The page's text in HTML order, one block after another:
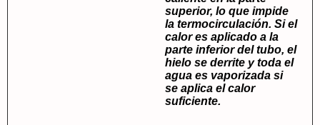
superior, lo que impide
la termocirculación. Si el
calor es aplicado a la
parte inferior del tubo, el
hielo se derrite y toda el
agua es vaporizada si
se aplica el calor
suficiente.